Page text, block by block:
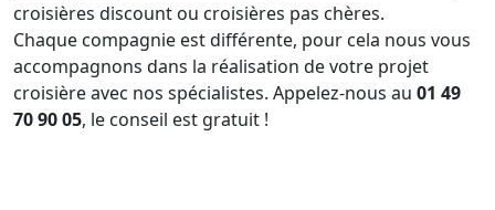
croisières discount ou croisières pas chères.
Chaque compagnie est différente, pour cela nous vous
accompagnons dans la réalisation de votre projet
croisière avec nos spécialistes. Appelez-nous au 01 49
70 90 05, le conseil est gratuit !